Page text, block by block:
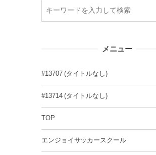
メニュー
#13707 (タイトルなし)
#13714 (タイトルなし)
TOP
エンジョイサッカースクール